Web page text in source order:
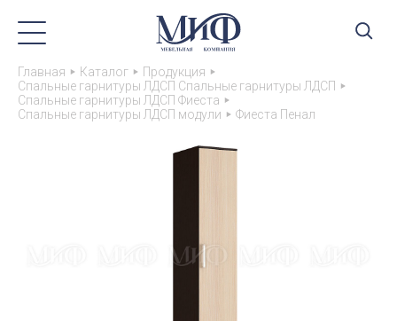
Главная Каталог
Продукция
Спальные гарнитуры ЛДСП Спальные гарнитуры ЛДСП
Спальные гарнитуры ЛДСП Фиеста
Спальные гарнитуры ЛДСП модули
Фиеста Пенал